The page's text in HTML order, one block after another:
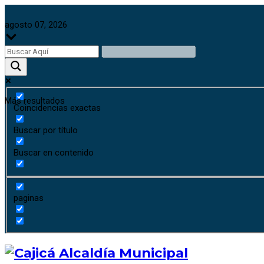
agosto 07, 2026
Más resultados
Coincidencias exactas
Buscar por título
Buscar en contenido
paginas